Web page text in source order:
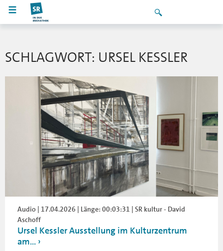
SCHLAGWORT: URSEL KESSLER
Audio | 17.04.2026 | Länge: 00:03:31 | SR kultur - David
Aschoff
Ursel Kessler Ausstellung im Kulturzentrum
am...